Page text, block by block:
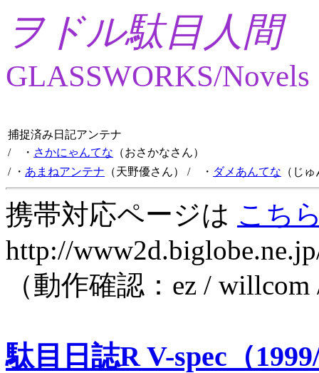
ヲドル駄目人間
GLASSWORKS/Novels
捕捉済み日記アンテナ
/ ・ さかにゃんてな （おさかなさん）
/ ・ あまねアンテナ （天野優さん） / ・ ダメあんてな （じ
携帯対応ページは こち
http://
（動作確認：ez /
駄目日誌R V-spec（